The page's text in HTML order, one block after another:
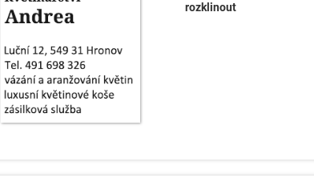
rozklinout